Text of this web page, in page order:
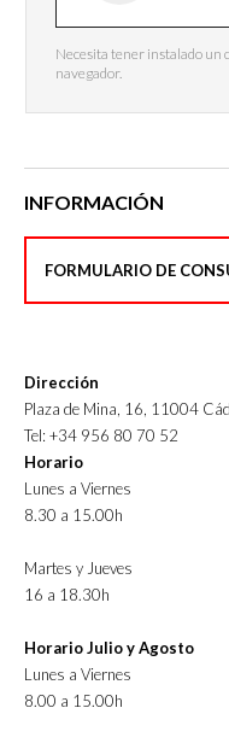
Necesita tener instalado un
navegador.
INFORMACIÓN
FORMULARIO DE
Dirección
Plaza de Mina, 16, 11004
Tel: +34 956 80 70 52
Horario
Lunes a Viernes
8.30 a 15.00h
Martes y Jueves
16 a 18.30h
Horario Julio y Agosto
Lunes a Viernes
8.00 a 15.00h